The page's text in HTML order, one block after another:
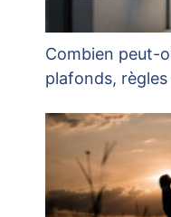
Combien peut-
plafonds,